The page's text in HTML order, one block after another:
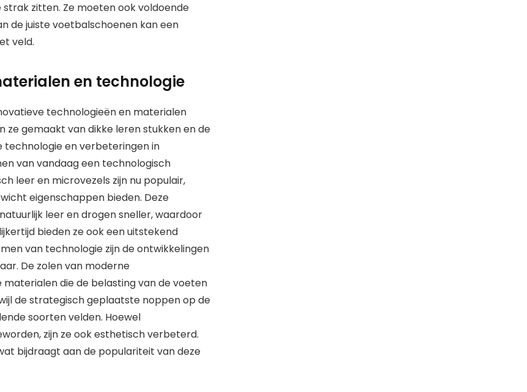
zitten. Ze moeten ook voldoende
de juiste voetbalschoenen kan een
veld.
en technologie
technologieën en materialen
ze gemaakt van dikke leren stukken en de
technologie en verbeteringen in
van vandaag een technologisch
leer en microvezels zijn nu populair,
eigenschappen bieden. Deze
leer en drogen sneller, waardoor
bieden ze ook een uitstekend
van technologie zijn de ontwikkelingen
De zolen van moderne
die de belasting van de voeten
de strategisch geplaatste noppen op de
soorten velden. Hoewel
zijn ze ook esthetisch verbeterd.
bijdraagt aan de populariteit van deze